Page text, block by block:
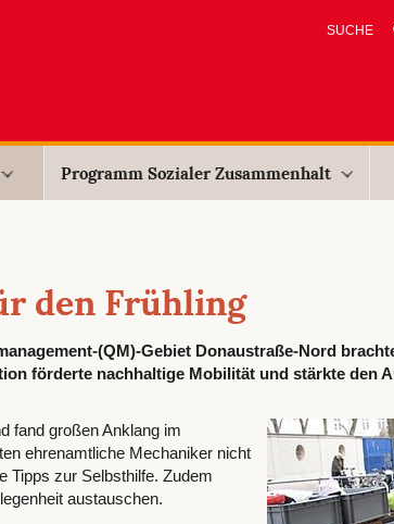
Programm Sozialer Zusammenhalt
den Frühling
(QM)-Gebiet Donaustraße-Nord
förderte nachhaltige Mobilität und stärkte den
fand großen Anklang im
ehrenamtliche Mechaniker nicht
Tipps zur Selbsthilfe. Zudem
austauschen.